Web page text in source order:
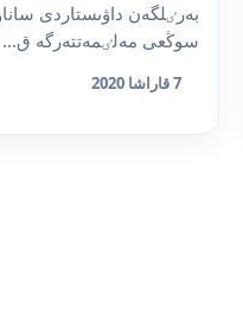
بەرٸلگەن داۋىستاردى
سوڭعى مەلٸمەتتەرگە ق...
7 قاراشا 2020